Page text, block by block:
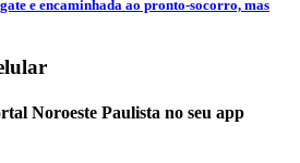
e encaminhada ao pronto-socorro, mas
Noroeste Paulista no seu app